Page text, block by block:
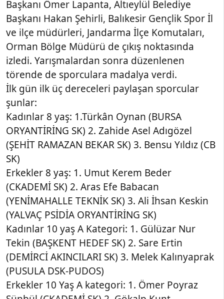
Başkanı Ömer Lapanta, Altıeylül Belediye
Başkanı Hakan Şehirli, Balıkesir Gençlik Spor İl
ve ilçe müdürleri, Jandarma İlçe Komutaları,
Orman Bölge Müdürü de çıkış noktasında
izledi. Yarışmalardan sonra düzenlenen
törende de sporculara madalya verdi.
İlk gün ilk üç dereceleri paylaşan sporcular
şunlar:
Kadınlar 8 yaş: 1.Türkân Oynan (BURSA
ORYANTİRİNG SK) 2. Zahide Asel Adıgözel
(ŞEHİT RAMAZAN BEKAR SK) 3. Bensu Yıldız (CB
SK)
Erkekler 8 yaş: 1. Umut Kerem Beder
(CKADEMİ SK) 2. Aras Efe Babacan
(YENİMAHALLE TEKNİK SK) 3. Ali İhsan Keskin
(YALVAÇ PSİDİA ORYANTİRİNG SK)
Kadınlar 10 yaş A Kategori: 1. Gülüzar Nur
Tekin (BAŞKENT HEDEF SK) 2. Sare Ertin
(DEMİRCİ AKINCILARI SK) 3. Melek Kalınyaprak
(PUSULA DSK-PUDOS)
Erkekler 10 Yaş A kategori: 1. Ömer Poyraz